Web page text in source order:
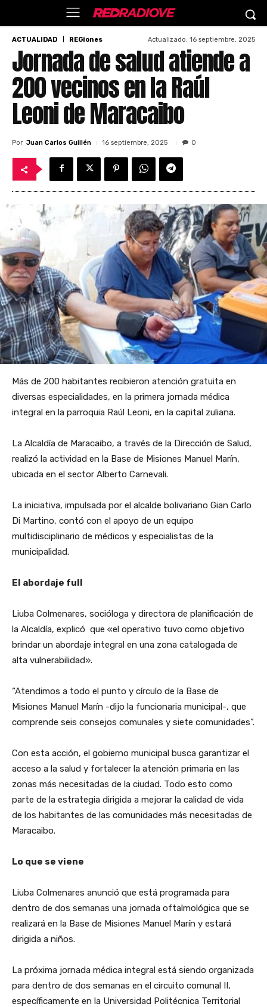
ACTUALIDAD REGiones Actualizado: 16 septiembre, 2025
Jornada de salud atiende a
200 vecinos en la Raúl
Leoni de Maracaibo
Por Juan Carlos Guillén 16 septiembre, 2025 0
Más de 200 habitantes recibieron atención gratuita en
diversas especialidades, en la primera jornada médica
integral en la parroquia Raúl Leoni, en la capital zuliana.
La Alcaldía de Maracaibo, a través de la Dirección de Salud,
realizó la actividad en la Base de Misiones Manuel Marín,
ubicada en el sector Alberto Carnevali.
La iniciativa, impulsada por el alcalde bolivariano Gian Carlo
Di Martino, contó con el apoyo de un equipo
multidisciplinario de médicos y especialistas de la
municipalidad.
El abordaje full
Liuba Colmenares, socióloga y directora de planificación de
la Alcaldía, explicó que «el operativo tuvo como objetivo
brindar un abordaje integral en una zona catalogada de
alta vulnerabilidad».
“Atendimos a todo el punto y círculo de la Base de
Misiones Manuel Marín -dijo la funcionaria municipal-, que
comprende seis consejos comunales y siete comunidades”.
Con esta acción, el gobierno municipal busca garantizar el
acceso a la salud y fortalecer la atención primaria en las
zonas más necesitadas de la ciudad. Todo esto como
parte de la estrategia dirigida a mejorar la calidad de vida
de los habitantes de las comunidades más necesitadas de
Maracaibo.
Lo que se viene
Liuba Colmenares anunció que está programada para
dentro de dos semanas una jornada oftalmológica que se
realizará en la Base de Misiones Manuel Marín y estará
dirigida a niños.
La próxima jornada médica integral está siendo organizada
para dentro de dos semanas en el circuito comunal II,
específicamente en la Universidad Politécnica Territorial